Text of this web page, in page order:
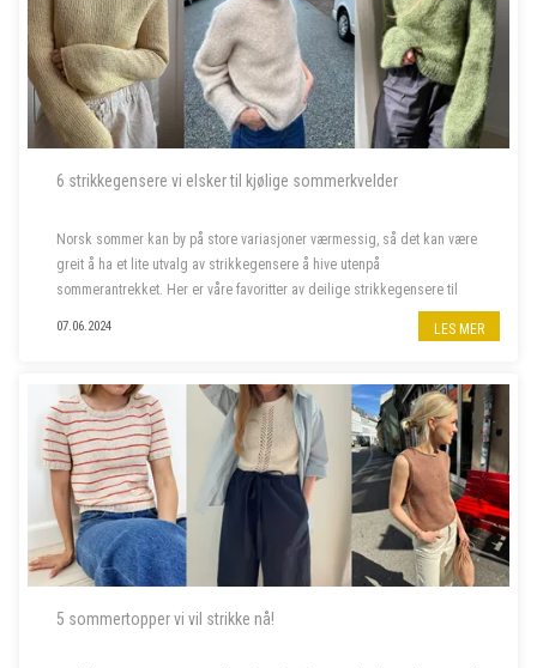
6 strikkegensere vi elsker til kjølige sommerkvelder
Norsk sommer kan by på store variasjoner værmessig, så det kan være
greit å ha et lite utvalg av strikkegensere å hive utenpå
sommerantrekket. Her er våre favoritter av deilige strikkegensere til
07.06.2024 LES MER
5 sommertopper vi vil strikke nå!